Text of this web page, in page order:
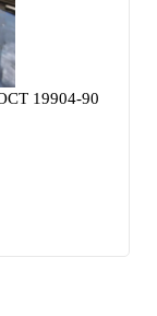
19904-90